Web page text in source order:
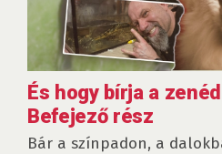
És hogy bírja a
Befejező rész
Bár a színpadon, a